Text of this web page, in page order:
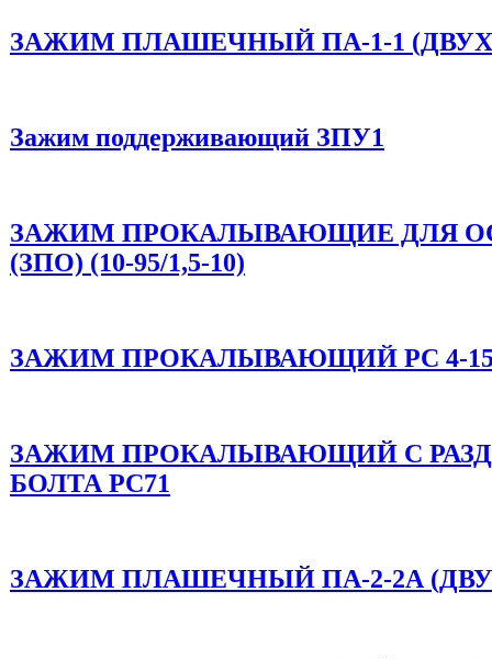
ЗАЖИМ ПЛАШЕЧНЫЙ ПА-1-1
Зажим поддерживающий ЗПУ1
ЗАЖИМ ПРОКАЛЫВАЮЩИЕ ДЛЯ
(ЗПО) (10-95/1,5-10)
ЗАЖИМ ПРОКАЛЫВАЮЩИЙ PC 4-150
ЗАЖИМ ПРОКАЛЫВАЮЩИЙ C
БОЛТА PC71
ЗАЖИМ ПЛАШЕЧНЫЙ ПА-2-2А